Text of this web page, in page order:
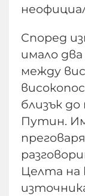
Според
имало
между
близък
Путин.
Целта на